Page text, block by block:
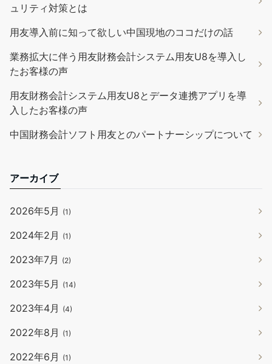
ュリティ対策とは
用友導入前に知って欲しい中国現地のココだけの話
業務拡大に伴う用友財務会計システム用友U8を導入し
たお客様の声
用友財務会計システム用友U8とデータ連携アプリを導
入したお客様の声
中国財務会計ソフト用友とのパートナーシップについて
アーカイブ
2026年5月 (1)
2024年2月 (1)
2023年7月 (2)
2023年5月 (14)
2023年4月 (4)
2022年8月 (1)
2022年6月 (1)